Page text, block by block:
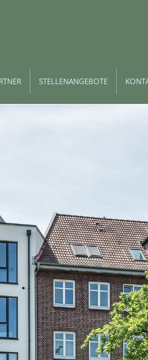
STELLENANGEBOTE